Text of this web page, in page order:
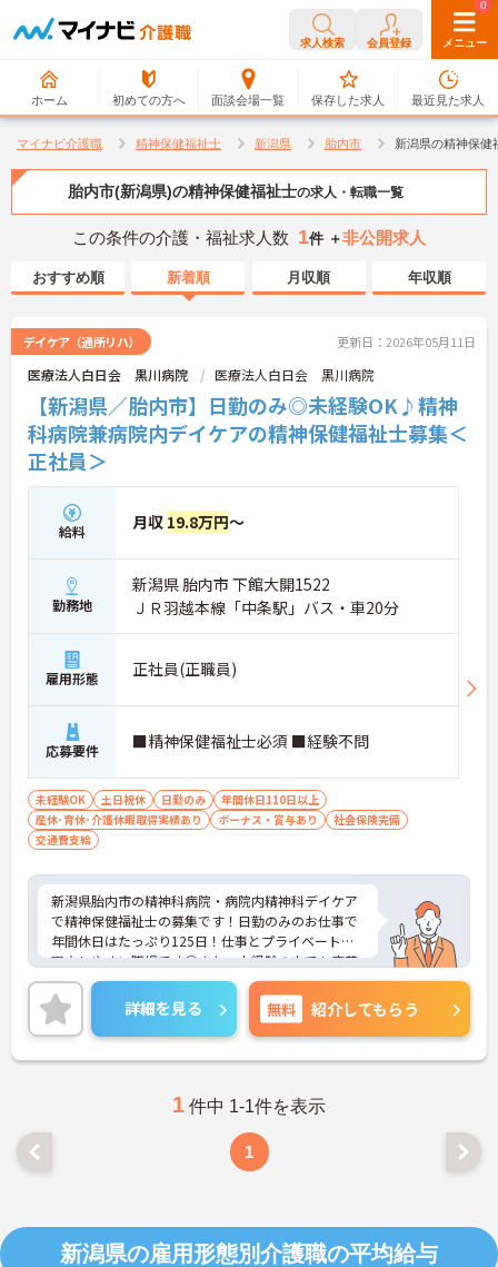
求人検索 会員登録 メニュー
ホーム 初めての方へ 面談会場一覧
0
保存した求人
0
最近見た求人
マイナビ介護職 精神保健福祉士 新潟県 胎内市 新潟県の精神保健
胎内市(新潟県)の精神保健福祉士の求人・転職一覧
この条件の介護・福祉求人数 1件 ＋非公開求人
おすすめ順 新着順 月収順 年収順
デイケア（通所リハ） 更新日：2026年05月11日
医療法人白日会 黒川病院 医療法人白日会 黒川病院
【新潟県／胎内市】日勤のみ◎未経験OK♪精神
科病院兼病院内デイケアの精神保健福祉士募集＜
正社員＞
給料 月収 19.8万円～
勤務地
新潟県 胎内市 下館大開1522
ＪＲ羽越本線「中条駅」バス・車20分
雇用形態 正社員(正職員)
応募要件 ■精神保健福祉士必須 ■経験不問
未経験OK 土日祝休 日勤のみ
年間休日110日以上
産休･育休･介護休暇取得実績あり
ボーナス・賞与あり
社会保険完備
交通費支給
新潟県胎内市の精神科病院・病院内精神科デイケア
で精神保健福祉士の募集です！日勤のみのお仕事で
年間休日はたっぷり125日！仕事とプライベートを
両立しやすい職場です◎また、未経験の方でも応募
可能なので、これから介護業界に挑戦したいという
方にピッタリの職場です♪ご興味のある方は面接ポ
イントをお伝えしますので、お気軽にご連絡くださ
い！
詳細を見る 無料 紹介してもらう
1 件中 1-1件を表示
1
新潟県の雇用形態別介護職の平均給与